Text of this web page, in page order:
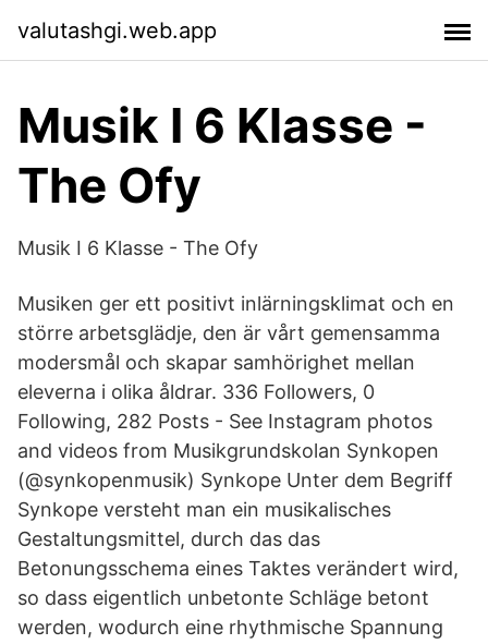
valutashgi.web.app
Musik I 6 Klasse -
The Ofy
Musik I 6 Klasse - The Ofy
Musiken ger ett positivt inlärningsklimat och en
större arbetsglädje, den är vårt gemensamma
modersmål och skapar samhörighet mellan
eleverna i olika åldrar. 336 Followers, 0
Following, 282 Posts - See Instagram photos
and videos from Musikgrundskolan Synkopen
(@synkopenmusik) Synkope Unter dem Begriff
Synkope versteht man ein musikalisches
Gestaltungsmittel, durch das das
Betonungsschema eines Taktes verändert wird,
so dass eigentlich unbetonte Schläge betont
werden, wodurch eine rhythmische Spannung